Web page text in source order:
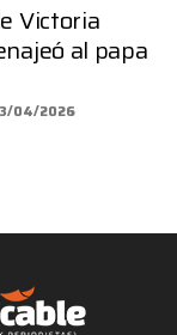
Victoria
al papa
04/2026